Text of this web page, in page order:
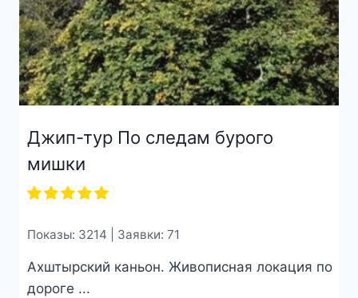
Джип-тур По следам бурого
мишки
Показы: 3214 | Заявки: 71
Ахштырский каньон. Живописная локация по
дороге ...